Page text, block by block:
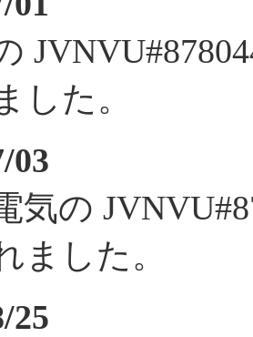
した。
03
気の
ました。
25